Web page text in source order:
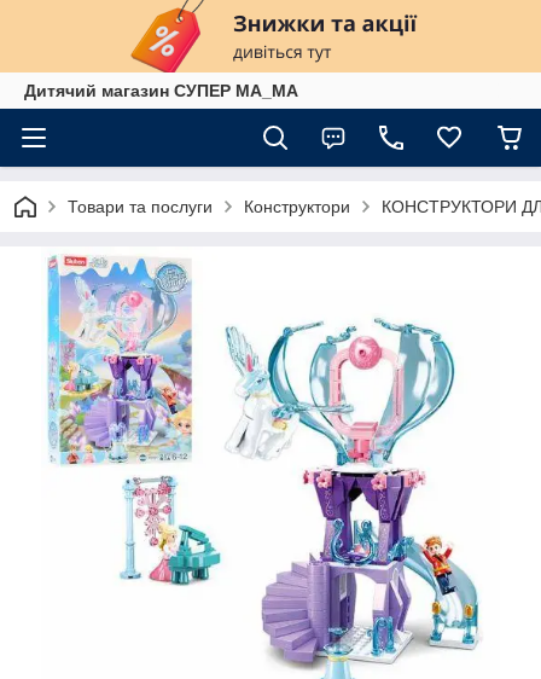
Дитячий магазин СУПЕР МА_МА
Товари та послуги Конструктори КОНСТРУКТОРИ